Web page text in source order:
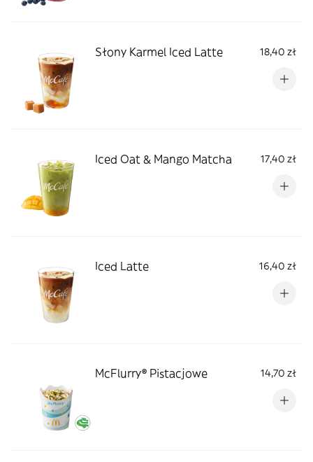
Słony Karmel Iced Latte 18,40 zł
Iced Oat & Mango Matcha 17,40 zł
Iced Latte 16,40 zł
McFlurry® Pistacjowe 14,70 zł